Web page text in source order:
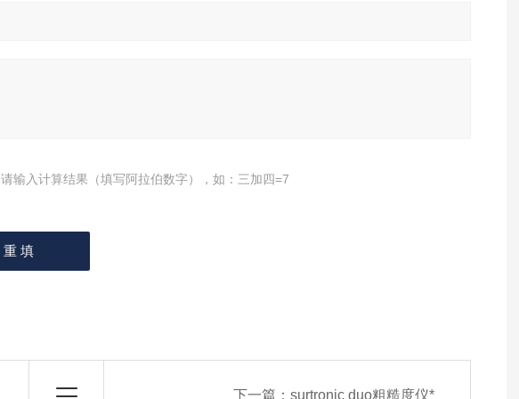
请输入计算结果（填写阿拉伯数字），如：三加四=7
下一篇： surtronic duo粗糙度仪*